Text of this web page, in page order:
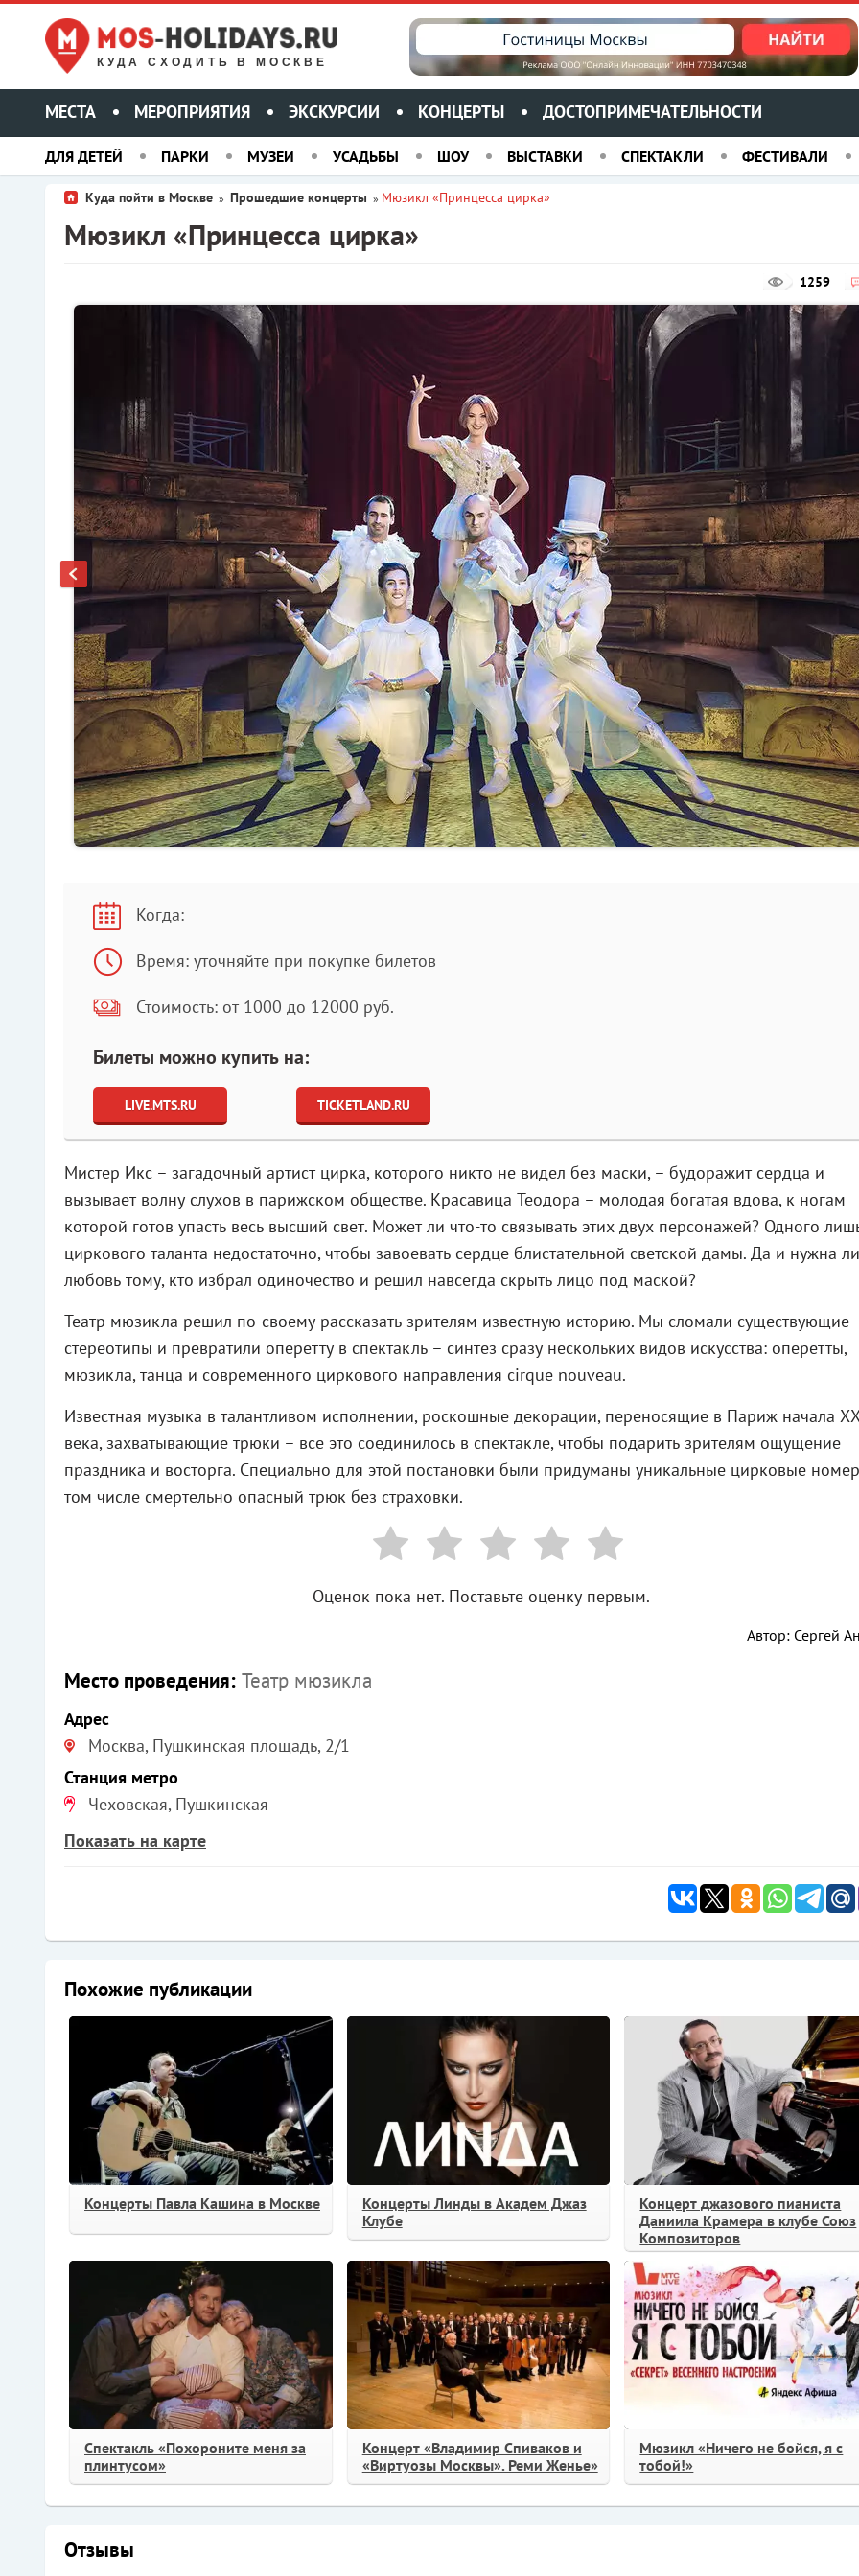
КУДА СХОДИТЬ В МОСКВЕ
МЕСТА МЕРОПРИЯТИЯ ЭКСКУРСИИ КОНЦЕРТЫ ДОСТОПРИМЕЧАТЕЛЬНОСТИ
ДЛЯ ДЕТЕЙ ПАРКИ МУЗЕИ УСАДЬБЫ ШОУ ВЫСТАВКИ СПЕКТАКЛИ ФЕСТИВАЛИ
Куда пойти в Москве » Прошедшие концерты » Мюзикл «Принцесса цирка»
Мюзикл «Принцесса цирка»
1259
Когда:
Время: уточняйте при покупке билетов
Стоимость: от 1000 до 12000 руб.
Билеты можно купить на:
LIVE.MTS.RU TICKETLAND.RU
Мистер Икс – загадочный артист цирка, которого никто не видел без маски, – будоражит сердца и
вызывает волну слухов в парижском обществе. Красавица Теодора – молодая богатая вдова, к ногам
которой готов упасть весь высший свет. Может ли что-то связывать этих двух персонажей? Одного
циркового таланта недостаточно, чтобы завоевать сердце блистательной светской дамы. Да и нужна
любовь тому, кто избрал одиночество и решил навсегда скрыть лицо под маской?
Театр мюзикла решил по-своему рассказать зрителям известную историю. Мы сломали существующие
стереотипы и превратили оперетту в спектакль – синтез сразу нескольких видов искусства: оперетты,
мюзикла, танца и современного циркового направления cirque nouveau.
Известная музыка в талантливом исполнении, роскошные декорации, переносящие в Париж начала
века, захватывающие трюки – все это соединилось в спектакле, чтобы подарить зрителям ощущение
праздника и восторга. Специально для этой постановки были придуманы уникальные цирковые
том числе смертельно опасный трюк без страховки.
Оценок пока нет. Поставьте оценку первым.
Автор: Сергей
Место проведения: Театр мюзикла
Адрес
Москва, Пушкинская площадь, 2/1
Станция метро
Чеховская, Пушкинская
Показать на карте
Похожие публикации
Концерты Павла Кашина в Москве
Концерты Линды в Академ Джаз
Клубе
Концерт джазового пианиста
Даниила Крамера в клубе Союз
Композиторов
Спектакль «Похороните меня за
плинтусом»
Концерт «Владимир Спиваков и
«Виртуозы Москвы». Реми Женье»
Мюзикл «Ничего не бойся, я с
тобой!»
Отзывы